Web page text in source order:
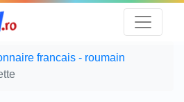
francais - roumain